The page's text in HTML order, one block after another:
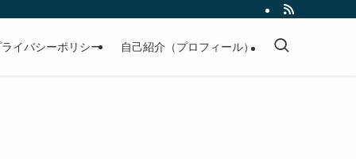
イバシーポリシー 自己紹介（プロフィール）